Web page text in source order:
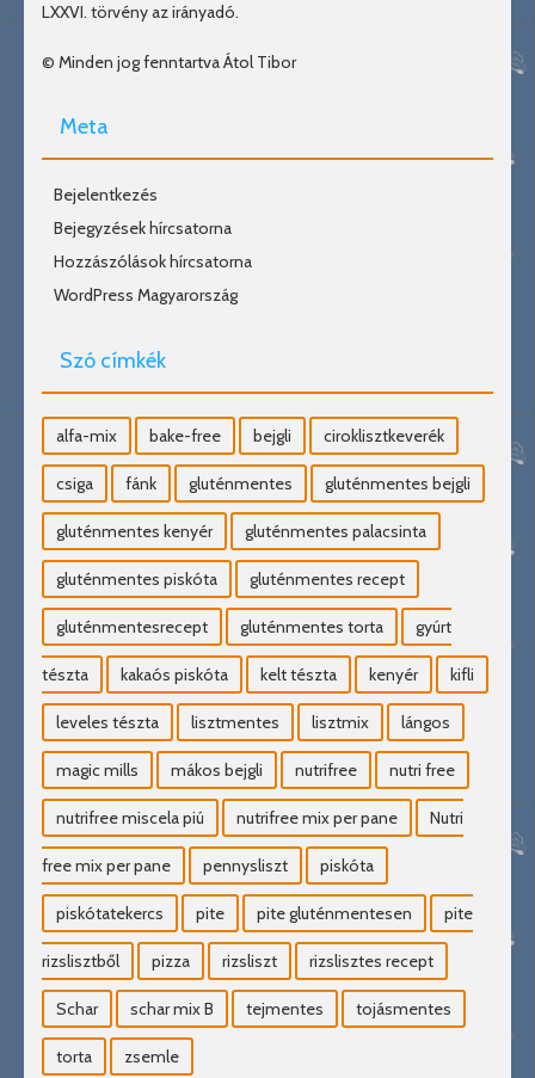
LXXVI. törvény az irányadó.
© Minden jog fenntartva Átol Tibor
Meta
Bejelentkezés
Bejegyzések hírcsatorna
Hozzászólások hírcsatorna
WordPress Magyarország
Szó címkék
alfa-mix bake-free bejgli ciroklisztkeverék
csiga fánk gluténmentes gluténmentes bejgli
gluténmentes kenyér gluténmentes palacsinta
gluténmentes piskóta gluténmentes recept
gluténmentesrecept gluténmentes torta gyúrt
tészta kakaós piskóta kelt tészta kenyér kifli
leveles tészta lisztmentes lisztmix lángos
magic mills mákos bejgli nutrifree nutri free
nutrifree miscela piú nutrifree mix per pane Nutri
free mix per pane pennysliszt piskóta
piskótatekercs pite pite gluténmentesen pite
rizslisztből pizza rizsliszt rizslisztes recept
Schar schar mix B tejmentes tojásmentes
torta zsemle